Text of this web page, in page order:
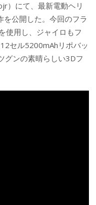
）にて、最新電動ヘリ
を公開した。今回のフラ
使用し、ジャイロもフ
セル5200mAhリポバッ
グンの素晴らしい3Dフ